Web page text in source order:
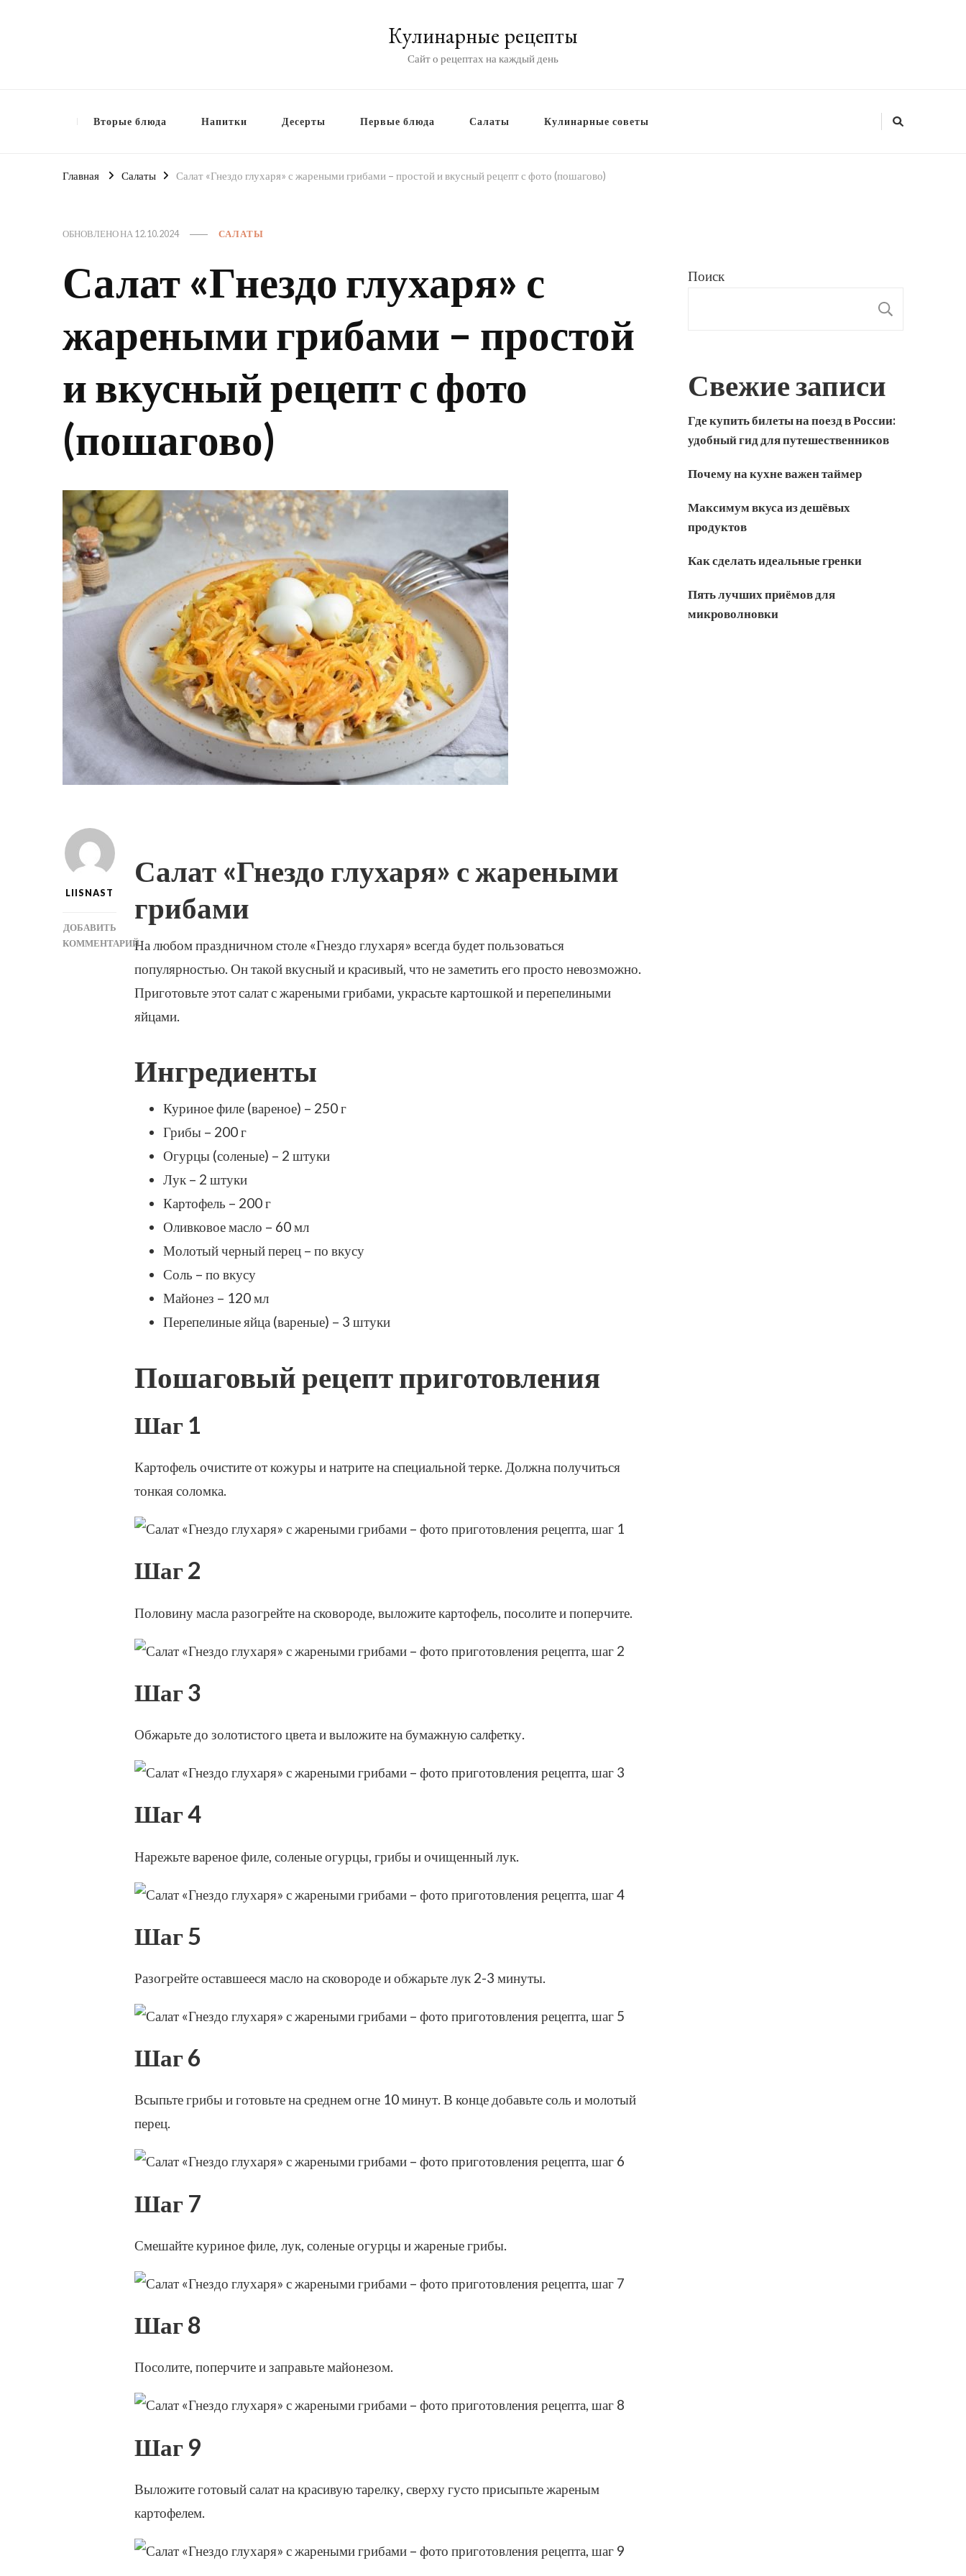
Кулинарные рецепты
Сайт о рецептах на каждый день
Вторые блюда Напитки Десерты Первые блюда Салаты Кулинарные советы
Главная Салаты Салат «Гнездо глухаря» с жареными грибами – простой и вкусный рецепт с фото (пошагово)
ОБНОВЛЕНО НА 12.10.2024 САЛАТЫ
Салат «Гнездо глухаря» с
жареными грибами – простой
и вкусный рецепт с фото
(пошагово)
LIISNAST
ДОБАВИТЬ
КОММЕНТАРИЙ
ГЛУХАРЯ»
Салат «Гнездо глухаря» с жареными
грибами
На любом праздничном столе «Гнездо глухаря» всегда будет пользоваться
популярностью. Он такой вкусный и красивый, что не заметить его просто невозможно.
Приготовьте этот салат с жареными грибами, украсьте картошкой и перепелиными
яйцами.
Ингредиенты
Куриное филе (вареное) – 250 г
Грибы – 200 г
Огурцы (соленые) – 2 штуки
Лук – 2 штуки
Картофель – 200 г
Оливковое масло – 60 мл
Молотый черный перец – по вкусу
Соль – по вкусу
Майонез – 120 мл
Перепелиные яйца (вареные) – 3 штуки
Пошаговый рецепт приготовления
Шаг 1
Картофель очистите от кожуры и натрите на специальной терке. Должна получиться
тонкая соломка.
Шаг 2
Половину масла разогрейте на сковороде, выложите картофель, посолите и поперчите.
Шаг 3
Обжарьте до золотистого цвета и выложите на бумажную салфетку.
Шаг 4
Нарежьте вареное филе, соленые огурцы, грибы и очищенный лук.
Шаг 5
Разогрейте оставшееся масло на сковороде и обжарьте лук 2-3 минуты.
Шаг 6
Всыпьте грибы и готовьте на среднем огне 10 минут. В конце добавьте соль и молотый
перец.
Шаг 7
Смешайте куриное филе, лук, соленые огурцы и жареные грибы.
Шаг 8
Посолите, поперчите и заправьте майонезом.
Шаг 9
Выложите готовый салат на красивую тарелку, сверху густо присыпьте жареным
картофелем.
Поиск
Свежие записи
Где купить билеты на поезд в России:
удобный гид для путешественников
Почему на кухне важен таймер
Максимум вкуса из дешёвых
продуктов
Как сделать идеальные гренки
Пять лучших приёмов для
микроволновки